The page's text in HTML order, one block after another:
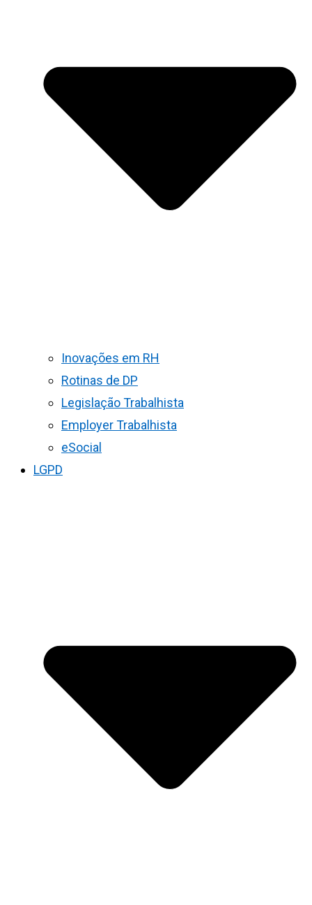
Inovações em RH
Rotinas de DP
Legislação Trabalhista
Employer Trabalhista
eSocial
LGPD